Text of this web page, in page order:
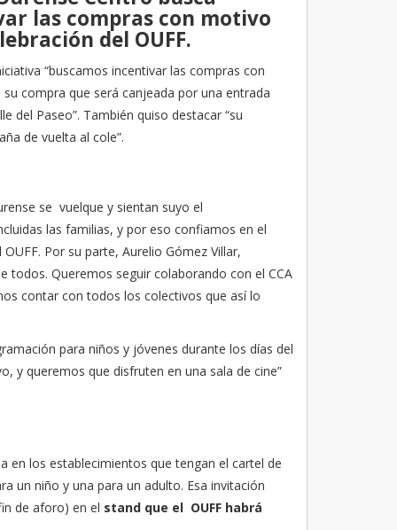
las compras con motivo
del OUFF.
“buscamos incentivar las compras con
compra que será canjeada por una entrada
del Paseo”. También quiso destacar “su
de vuelta al cole”.
se vuelque y sientan suyo el
las familias, y por eso confiamos en el
Por su parte, Aurelio Gómez Villar,
todos. Queremos seguir colaborando con el CCA
contar con todos los colectivos que así lo
para niños y jóvenes durante los días del
y queremos que disfruten en una sala de cine”
en los establecimientos que tengan el cartel de
un niño y una para un adulto. Esa invitación
de aforo) en el stand que el OUFF habrá